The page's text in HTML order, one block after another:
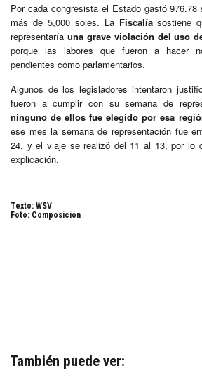
Por cada congresista el Estado gastó
más de 5,000 soles. La Fiscalíasostiene
representaría una grave violación del uso
porque las labores que fueron a hacer
pendientes como parlamentarios.
Algunos de los legisladores intentaron
fueron a cumplir con su semana de
ninguno de ellos fue elegido por esa
ese mes la semana de representación fue
24, y el viaje se realizó del 11 al 13, por lo
explicación.
Texto: WSV
Foto: Composición
También puede ver: